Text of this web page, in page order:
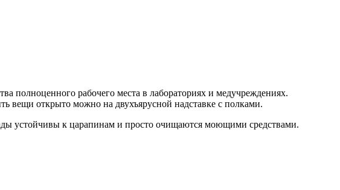
рабочего места в лабораториях и медучреждениях.
вещи открыто можно на двухъярусной надставке с полками.
устойчивы к царапинам и просто очищаются моющими средствами.